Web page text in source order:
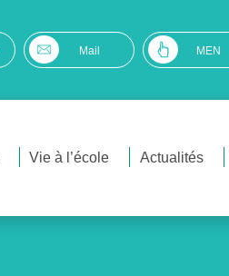
Mail MEN
Vie à l’école Actualités